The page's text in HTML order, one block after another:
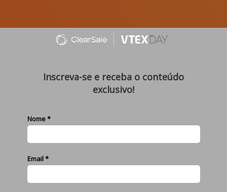
Inscreva-se e receba o conteúdo
exclusivo!
Nome *
Email *